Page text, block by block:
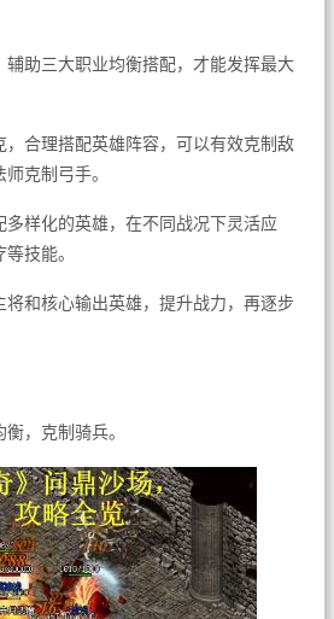
助三大职业均衡搭配，才能发挥最大
，合理搭配英雄阵容，可以有效克制敌
克制弓手。
样化的英雄，在不同战况下灵活应
技能。
和核心输出英雄，提升战力，再逐步
，克制骑兵。